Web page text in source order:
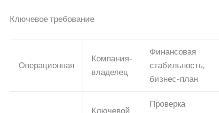
Ключевое требование
Операционная
Компания-
владелец
Финансовая
стабильность,
бизнес-план
Ключевой
Проверка